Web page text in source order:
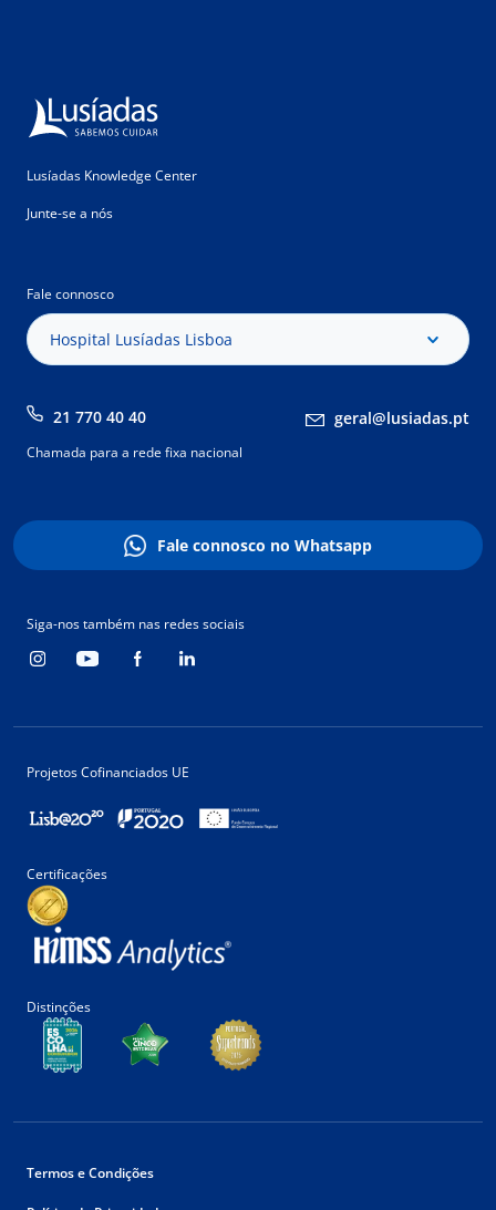
Lusíadas Knowledge Center
Junte-se a nós
Fale connosco
Hospital Lusíadas Lisboa
21 770 40 40 geral@lusiadas.pt
Chamada para a rede fixa nacional
Fale connosco no Whatsapp
Siga-nos também nas redes sociais
Projetos Cofinanciados UE
Certificações
Distinções
Termos e Condições